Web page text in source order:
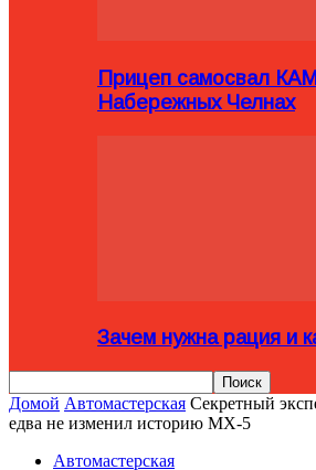
Прицеп самосвал
Набережных Челнах
Зачем нужна рация и
Домой Автомастерская Секретный
едва не изменил историю MX-5
Автомастерская